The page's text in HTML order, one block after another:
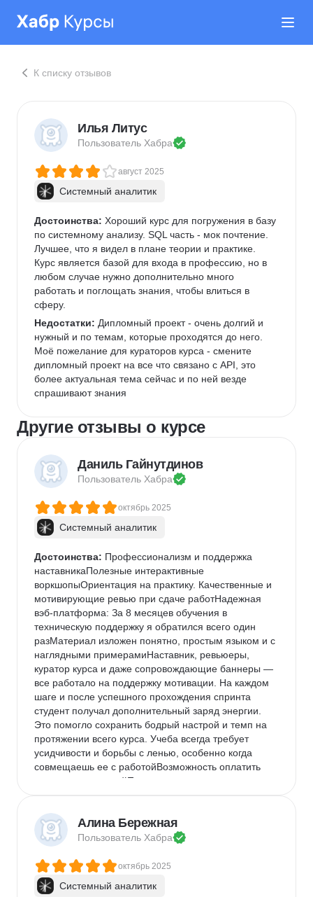
К списку отзывов
Илья Литус
Пользователь Хабра
август 2025
Системный аналитик
Достоинства: Хороший курс для погружения в базу
по системному анализу. SQL часть - мок почтение.
Лучшее, что я видел в плане теории и практике.
Курс является базой для входа в профессию, но в
любом случае нужно дополнительно много
работать и поглощать знания, чтобы влиться в
сферу.
Недостатки: Дипломный проект - очень долгий и
нужный и по темам, которые проходятся до него.
Моё пожелание для кураторов курса - смените
дипломный проект на все что связано с API, это
более актуальная тема сейчас и по ней везде
спрашивают знания
Другие отзывы о курсе
Даниль Гайнутдинов
Пользователь Хабра
октябрь 2025
Системный аналитик
Достоинства: Профессионализм и поддержка
наставникаПолезные интерактивные
воркшопыОриентация на практику. Качественные и
мотивирующие ревью при сдаче работНадежная
вэб-платформа: За 8 месяцев обучения в
техническую поддержку я обратился всего один
разМатериал изложен понятно, простым языком и с
наглядными примерамиНаставник, ревьюеры,
куратор курса и даже сопровождающие баннеры —
все работало на поддержку мотивации. На каждом
шаге и после успешного прохождения спринта
студент получал дополнительный заряд энергии.
Это помогло сохранить бодрый настрой и темп на
протяжении всего курса. Учеба всегда требует
усидчивости и борьбы с ленью, особенно когда
совмещаешь ее с работойВозможность оплатить
курсы организациейПосле окончания выдается
Недостатки: Недостатки:Отсутствуют. Главный
недостаток — это собственная лень :)
Комментарий:
Подводя итог, курс отлично
подходит для смены профессии. Сравнивая с тем,
чему я научился самостоятельно 3,5 года назад,
Алина Бережная
Пользователь Хабра
октябрь 2025
Системный аналитик